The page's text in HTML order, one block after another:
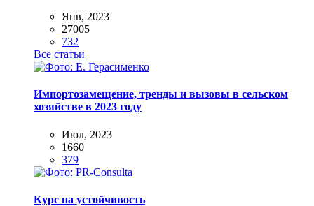
Янв, 2023
27005
732
Все статьи
Импортозамещение, тренды и вызовы в сельском
хозяйстве в 2023 году
Июл, 2023
1660
379
Курс на устойчивость